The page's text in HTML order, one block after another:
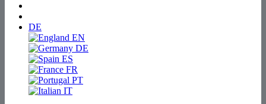
DE
EN
DE
ES
FR
PT
IT